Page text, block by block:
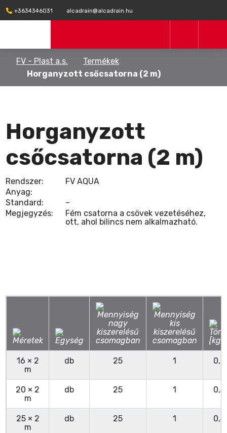
+3634346031 alcadrain@alcadrain.hu
FV - Plast a.s.
Termékek
Horganyzott csőcsatorna (2 m)
Horganyzott
csőcsatorna (2 m)
Rendszer:
FV AQUA
Anyag:
Standard:
–
Megjegyzés:
Fém csatorna a csövek vezetéséhez,
ott, ahol bilincs nem alkalmazható.
16 × 2
m
db 25 1
20 × 2
m
db 25 1
25 × 2
m
db 25 1